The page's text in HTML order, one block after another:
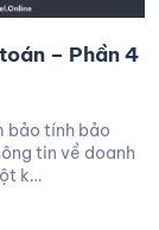
– Phần 4
bảo tính bảo
tin về doanh
k…